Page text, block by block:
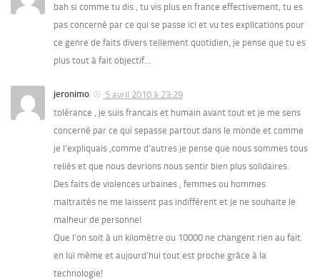
bah si comme tu dis , tu vis plus en france effectivement, tu es
pas concerné par ce qui se passe ici et vu tes explications pour
ce genre de faits divers tellement quotidien, je pense que tu es
plus tout à fait objectif…
jeronimo
5 avril 2010 à 23:29
tolérance , je suis francais et humain avant tout et je me sens
concerné par ce qui sepasse partout dans le monde et comme
je l’expliquais ,comme d’autres je pense que nous sommes tous
reliés et que nous devrions nous sentir bien plus solidaires.
Des faits de violences urbaines , femmes ou hommes
maltraités ne me laissent pas indifférent et je ne souhaite le
malheur de personne!
Que l’on soit à un kilomètre ou 10000 ne changent rien au fait
en lui même et aujourd’hui tout est proche grâce à la
technologie!